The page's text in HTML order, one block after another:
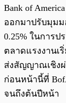
Bank of
ออกมาปรับมุมม
0.25% ในการ
ตลาดแรงงานเ
ส่งสัญญาณเชิง
ก่อนหน้านี้ที่
จนถึงต้นปีหน้า